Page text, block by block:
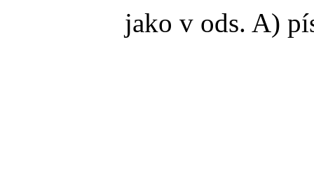
jako v ods. A)